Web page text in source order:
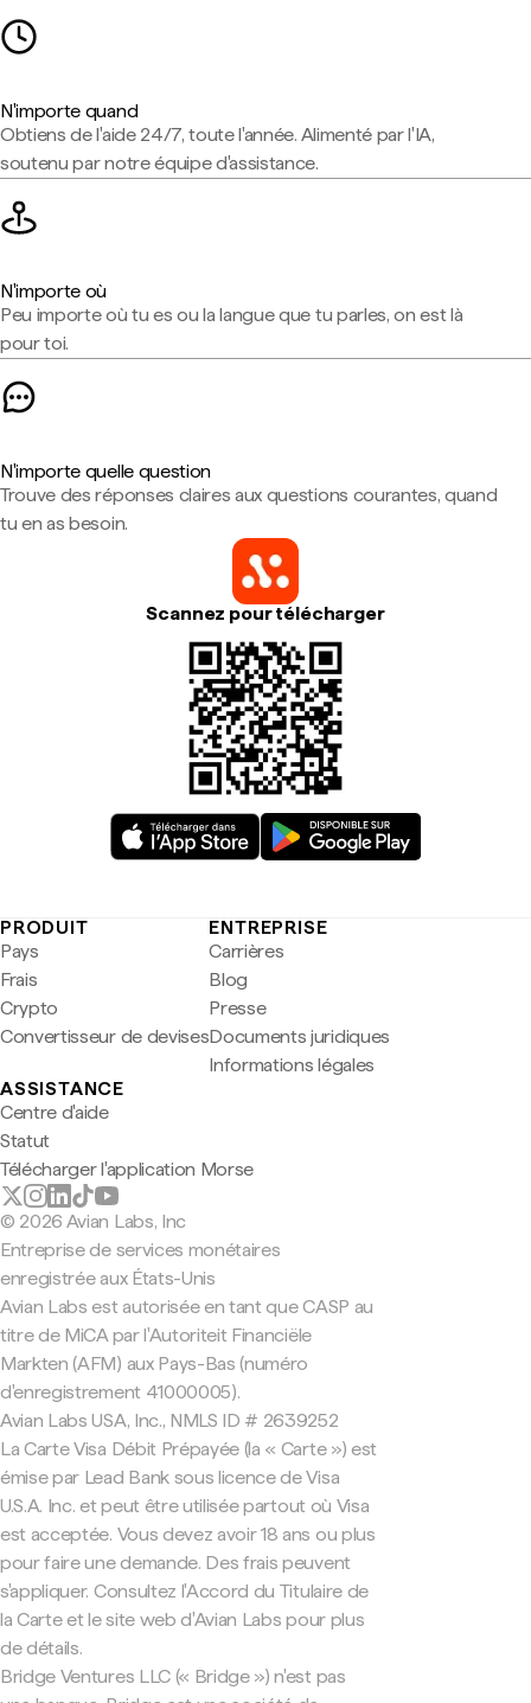
N'importe quand
Obtiens de l'aide 24/7, toute l'année. Alimenté par l'IA,
soutenu par notre équipe d'assistance.
N'importe où
Peu importe où tu es ou la langue que tu parles, on est là
pour toi.
N'importe quelle question
Trouve des réponses claires aux questions courantes, quand
tu en as besoin.
Scannez pour télécharger
PRODUIT
Pays
Frais
Crypto
Convertisseur de devises
ENTREPRISE
Carrières
Blog
Presse
Documents juridiques
Informations légales
ASSISTANCE
Centre d'aide
Statut
Télécharger l'application Morse
© 2026 Avian Labs, Inc
Entreprise de services monétaires
enregistrée aux États-Unis
Avian Labs est autorisée en tant que CASP au
titre de MiCA par l'Autoriteit Financiële
Markten (AFM) aux Pays-Bas (numéro
d'enregistrement 41000005).
Avian Labs USA, Inc., NMLS ID # 2639252
La Carte Visa Débit Prépayée (la « Carte ») est
émise par Lead Bank sous licence de Visa
U.S.A. Inc. et peut être utilisée partout où Visa
est acceptée. Vous devez avoir 18 ans ou plus
pour faire une demande. Des frais peuvent
s'appliquer. Consultez l'Accord du Titulaire de
la Carte et le site web d'Avian Labs pour plus
de détails.
Bridge Ventures LLC (« Bridge ») n'est pas